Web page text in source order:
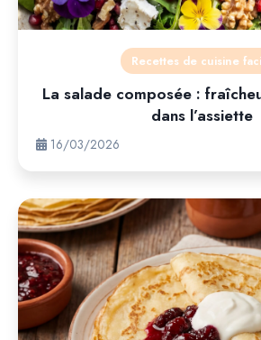
Recettes de cuisine
La salade composée :
dans l’assiette
16/03/2026